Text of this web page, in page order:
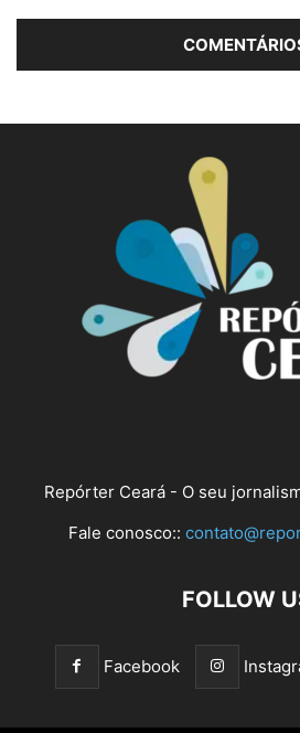
Repórter Ceará - O seu
Fale conosco::
FOLLOW
Facebook